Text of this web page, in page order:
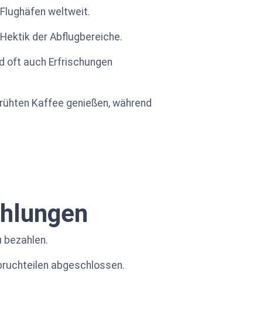
weltweit.
der Abflugbereiche.
oft auch Erfrischungen
Kaffee genießen, während
abgeschlossen.